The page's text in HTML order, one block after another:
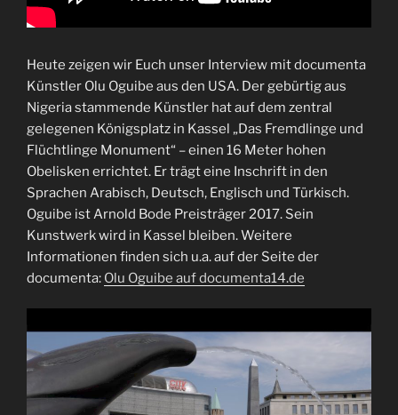
Heute zeigen wir Euch unser Interview mit documenta
Künstler Olu Oguibe aus den USA. Der gebürtig aus
Nigeria stammende Künstler hat auf dem zentral
gelegenen Königsplatz in Kassel „Das Fremdlinge und
Flüchtlinge Monument“ – einen 16 Meter hohen
Obelisken errichtet. Er trägt eine Inschrift in den
Sprachen Arabisch, Deutsch, Englisch und Türkisch.
Oguibe ist Arnold Bode Preisträger 2017. Sein
Kunstwerk wird in Kassel bleiben. Weitere
Informationen finden sich u.a. auf der Seite der
documenta: Olu Oguibe auf documenta14.de